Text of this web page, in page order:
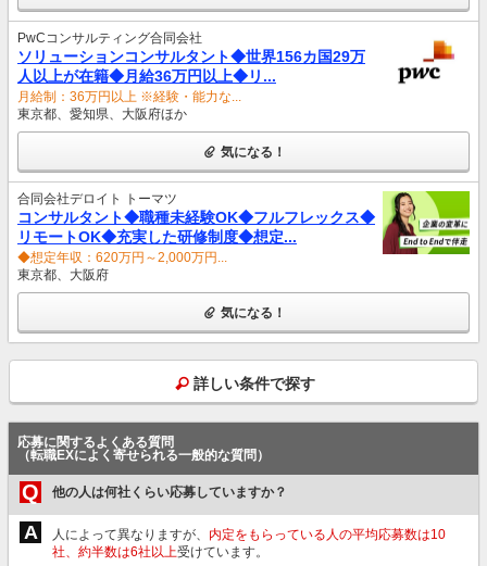
PwCコンサルティング合同会社
ソリューションコンサルタント◆世界156カ国29万
人以上が在籍◆月給36万円以上◆リ...
月給制：36万円以上 ※経験・能力な...
東京都、愛知県、大阪府ほか
気になる！
合同会社デロイト トーマツ
コンサルタント◆職種未経験OK◆フルフレックス◆
リモートOK◆充実した研修制度◆想定...
◆想定年収：620万円～2,000万円...
東京都、大阪府
気になる！
詳しい条件で探す
応募に関するよくある質問
（転職EXによく寄せられる一般的な質問）
Q 他の人は何社くらい応募していますか？
A 人によって異なりますが、 内定をもらっている人の平均応募数は10
社、約半数は6社以上受けています。